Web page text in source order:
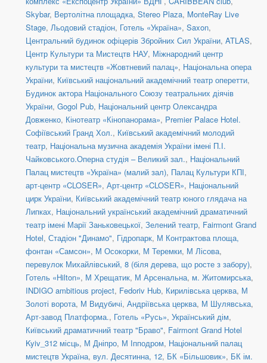
Skybar, Вертолітна площадка, Stereo Plaza, MonteRay Live
Stage, Льодовий стадіон, Готель «Україна», Saxon,
Центральний будинок офіцерів Збройних Сил України, ATLAS,
Центр Культури та Мистецтв НАУ, Міжнародний центр
культури та мистецтв «Жовтневий палац», Національна опера
України, Київський національний академічний театр оперетти,
Будинок актора Національного Союзу театральних діячів
України, Gogol Pub, Національний центр Олександра
Довженко, Кінотеатр «Кінопанорама», Premier Palace Hotel.
Софіївський Гранд Хол., Київський академічний молодий
театр, Національна музична академія України імені П.І.
Чайковського.Оперна студія – Великий зал., Національний
Палац мистецтв «Україна» (малий зал), Палац Культури КПІ,
арт-центр «CLOSER», Арт-центр «CLOSER», Національний
цирк України, Київський академічний театр юного глядача на
Липках, Національний український академічний драматичний
театр імені Марії Заньковецької, Зелений театр, Fairmont Grand
Hotel, Стадіон "Динамо", Гідропарк, М Контрактова площа,
фонтан «Самсон», М Осокорки, М Теремки, М Лісова,
перевулок Михайлівський, 8 (біля дерева, що росте з забору),
Готель «Hilton», М Хрещатик, М Арсенальна, м. Житомирська,
INDIGO ambitious project, Fedoriv Hub, Кирилівська церква, М
Золоті ворота, М Видубичі, Андріївська церква, М Шулявська,
Арт-завод Платформа., Готель «Русь», Український дім,
Київський драматичний театр "Браво", Fairmont Grand Hotel
Kyiv_312 місць, М Дніпро, М Іпподром, Національний палац
мистецтв Україна, вул. Десятинна, 12, БК «Більшовик», БК ім.